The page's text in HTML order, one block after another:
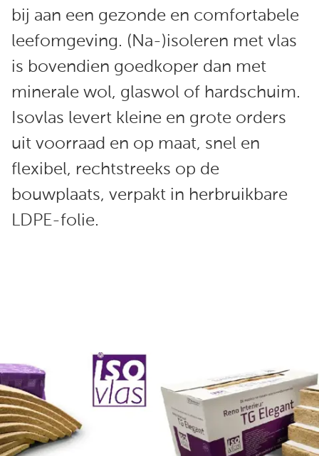
bij aan een gezonde en comfortabele
leefomgeving. (Na-)isoleren met vlas
is bovendien goedkoper dan met
minerale wol, glaswol of hardschuim.
Isovlas levert kleine en grote orders
uit voorraad en op maat, snel en
flexibel, rechtstreeks op de
bouwplaats, verpakt in herbruikbare
LDPE-folie.